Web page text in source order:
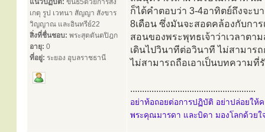
แนวปฏิบัติ: ขันธ์5ด้วยการสัง
เกตุ รูป เวทนา สัญญา สังขาร
วิญญาณ และอินทรีย์22
สิ่งที่ชื่นชอบ: พระสุตตันตปิฎก
อายุ: 0
ที่อยู่: ระยอง อุบลราชธานี
ก็ได้คำตอบว่า 3-4อาทิตย์ถึงจะบ
8เดือน ซึ่งมันจะสอดคล้องกับกา
สอนของพระพุทธเจ้าว่าเวลาตา
เดินไปวินาทีต่อวินาที ไม่สามาร
ไม่สามารถถือเอาเป็นบทความที่
.....................................................
อย่าท้อถอยต่อการปฏิบัติ อย่าปล่อยให้
พระคุณมารดา และบิดา มองโลกด้วย